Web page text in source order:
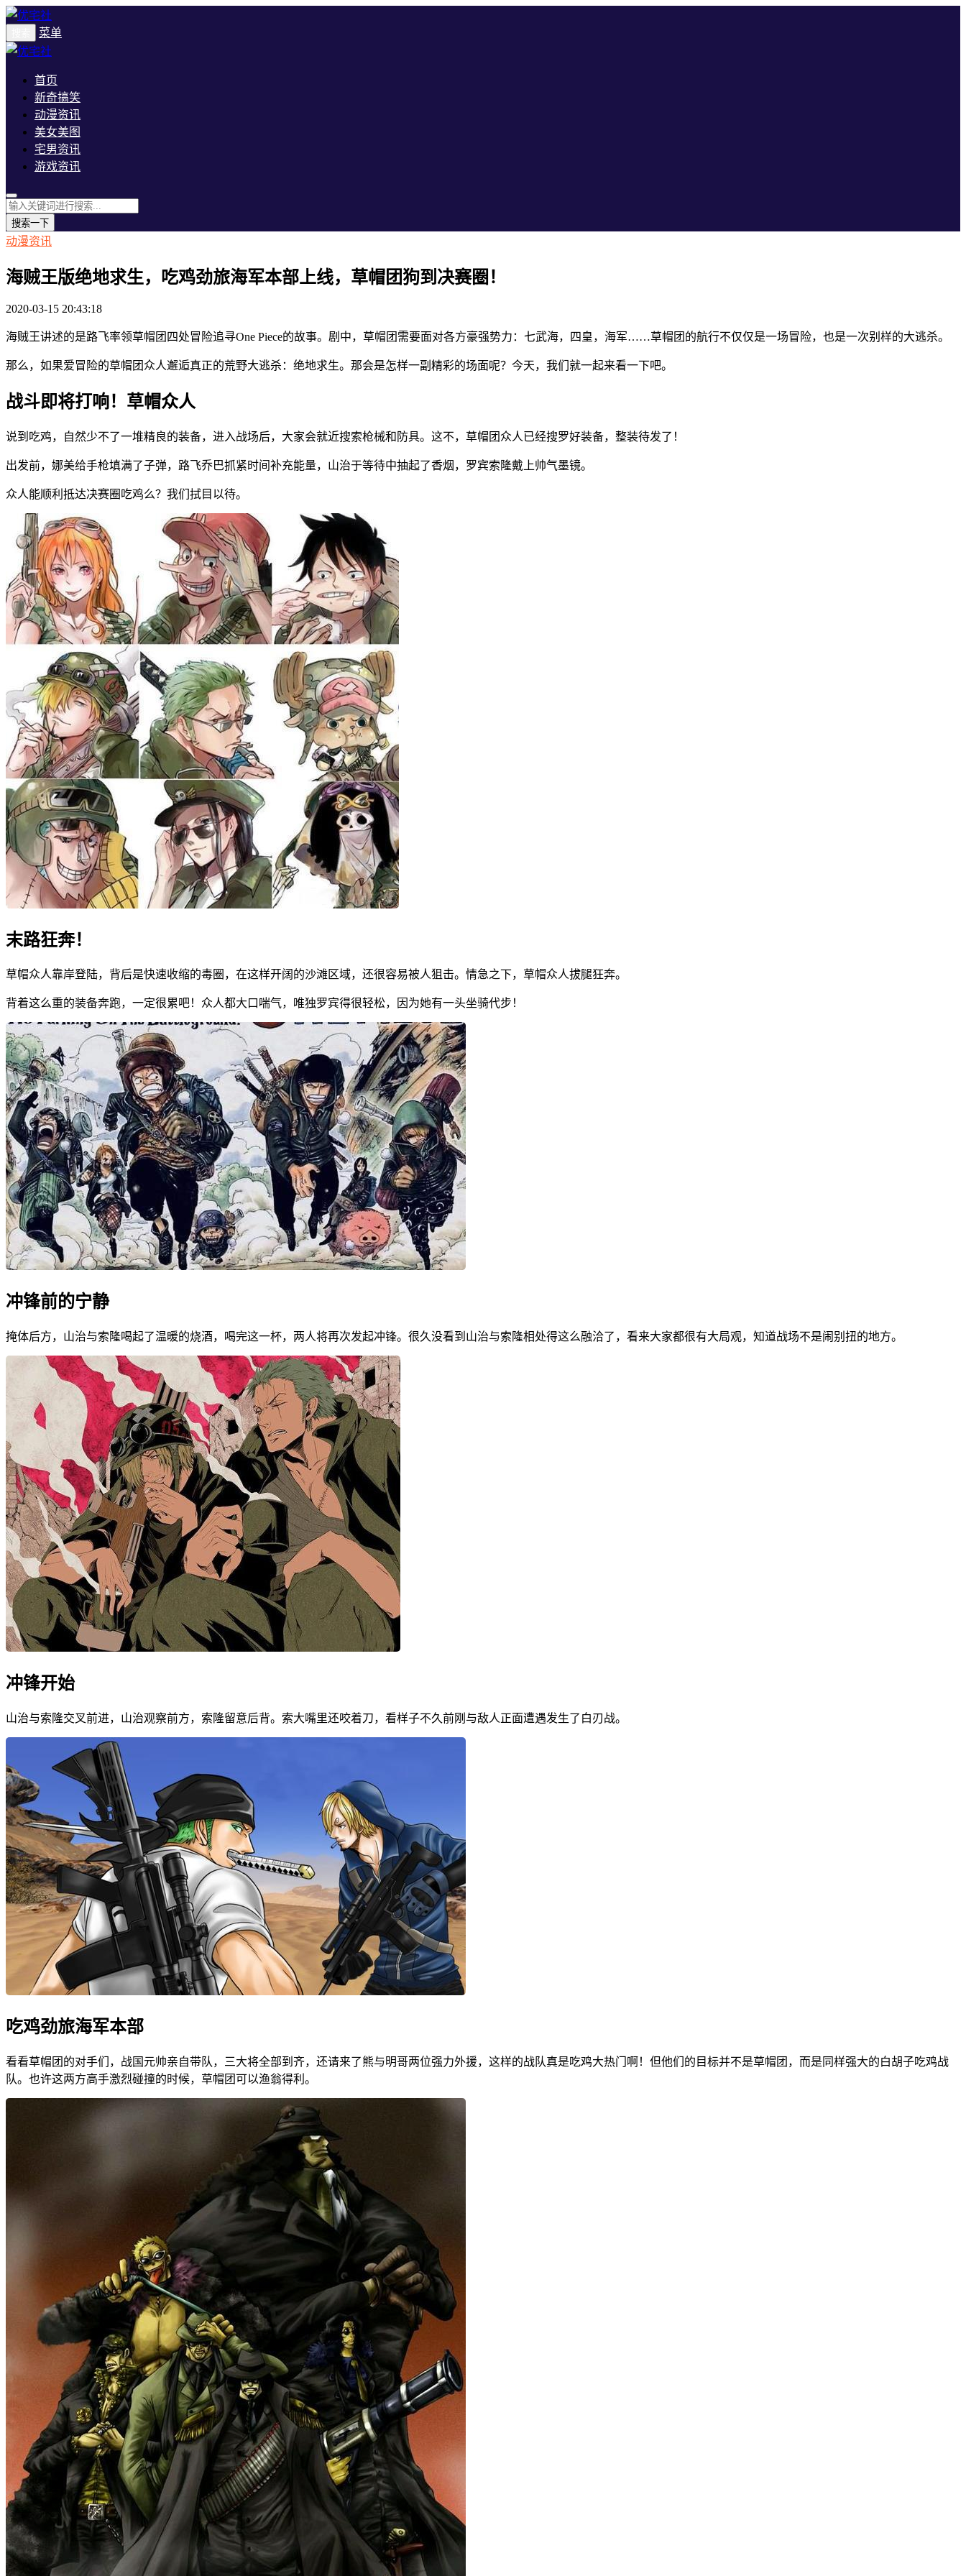
菜单
首页
新奇搞笑
动漫资讯
美女美图
宅男资讯
游戏资讯
搜索一下
动漫资讯
海贼王版绝地求生，吃鸡劲旅海军本部上线，草帽团狗到决赛圈！
2020-03-15 20:43:18
海贼王讲述的是路飞率领草帽团四处冒险追寻One Piece的故事。剧中，草帽团需要面对各方豪强势力：七武海，四皇，海军……草帽团的航行不仅仅是一场冒险，也是一次别样的大逃杀。
那么，如果爱冒险的草帽团众人邂逅真正的荒野大逃杀：绝地求生。那会是怎样一副精彩的场面呢？今天，我们就一起来看一下吧。
战斗即将打响！草帽众人
说到吃鸡，自然少不了一堆精良的装备，进入战场后，大家会就近搜索枪械和防具。这不，草帽团众人已经搜罗好装备，整装待发了！
出发前，娜美给手枪填满了子弹，路飞乔巴抓紧时间补充能量，山治于等待中抽起了香烟，罗宾索隆戴上帅气墨镜。
众人能顺利抵达决赛圈吃鸡么？我们拭目以待。
末路狂奔！
草帽众人靠岸登陆，背后是快速收缩的毒圈，在这样开阔的沙滩区域，还很容易被人狙击。情急之下，草帽众人拔腿狂奔。
背着这么重的装备奔跑，一定很累吧！众人都大口喘气，唯独罗宾得很轻松，因为她有一头坐骑代步！
冲锋前的宁静
掩体后方，山治与索隆喝起了温暖的烧酒，喝完这一杯，两人将再次发起冲锋。很久没看到山治与索隆相处得这么融洽了，看来大家都很有大局观，知道战场不是闹别扭的地方。
冲锋开始
山治与索隆交叉前进，山治观察前方，索隆留意后背。索大嘴里还咬着刀，看样子不久前刚与敌人正面遭遇发生了白刃战。
吃鸡劲旅海军本部
看看草帽团的对手们，战国元帅亲自带队，三大将全部到齐，还请来了熊与明哥两位强力外援，这样的战队真是吃鸡大热门啊！但他们的目标并不是草帽团，而是同样强大的白胡子吃鸡战
队。也许这两方高手激烈碰撞的时候，草帽团可以渔翁得利。